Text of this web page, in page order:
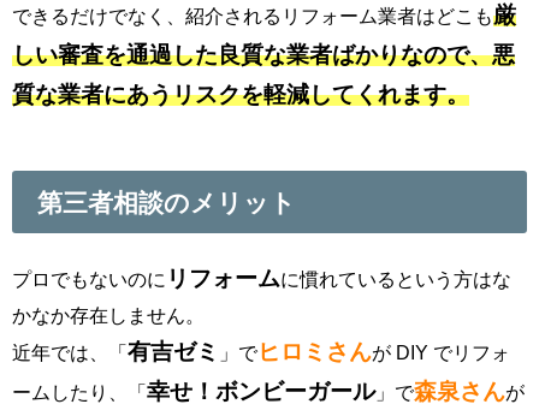
できるだけでなく、紹介されるリフォーム業者はどこも厳
しい審査を通過した良質な業者ばかりなので、悪
質な業者にあうリスクを軽減してくれます。
第三者相談のメリット
プロでもないのに リフォームに慣れているという方はな
かなか存在しません。
近年では、「 有吉ゼミ 」でヒロミさんが DIY でリフォ
ームしたり、「 幸せ！ボンビーガール」で森泉さんが